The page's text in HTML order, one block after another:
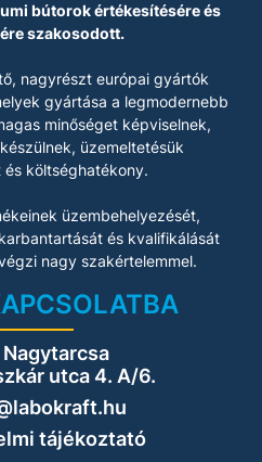
bútorok értékesítésére és
szakosodott.
nagyrészt európai gyártók
gyártása a legmodernebb
minőséget képviselnek,
üzemeltetésük
költséghatékony.
üzembehelyezését,
és kvalifikálását
nagy szakértelemmel.
Nagytarcsa
utca 4. A/6.
tájékoztató